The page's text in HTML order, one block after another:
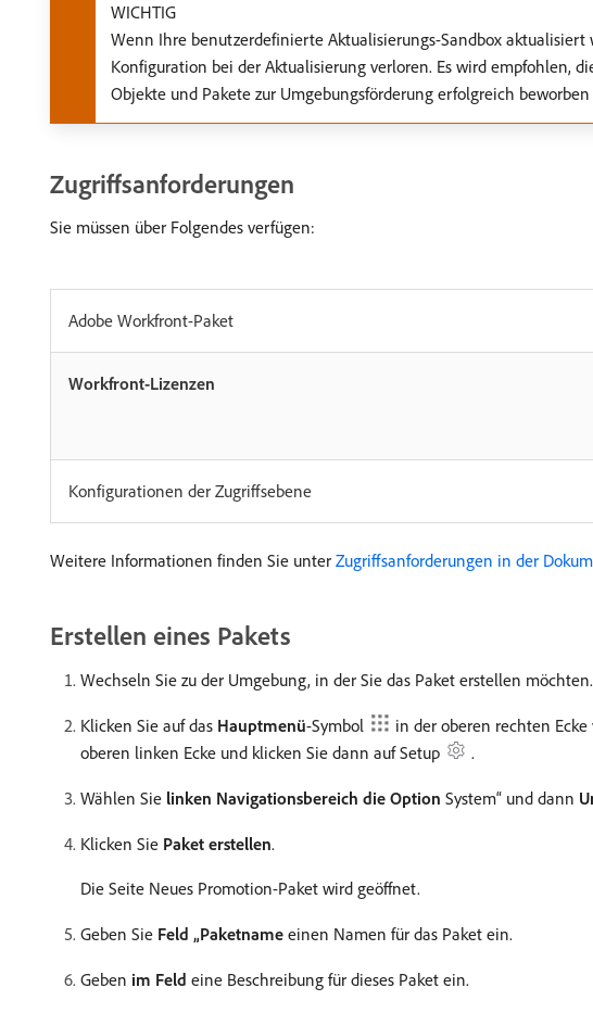
WICHTIG
Wenn Ihre benutzerdefinierte Aktualisierungs-Sandbox
Konfiguration bei der Aktualisierung verloren. Es wird empfohlen,
Objekte und Pakete zur Umgebungsförderung erfolgreich
Zugriffsanforderungen
Sie müssen über Folgendes verfügen:
Adobe Workfront-Paket
Workfront-Lizenzen
Konfigurationen der Zugriffsebene
Weitere Informationen finden Sie unter Zugriffsanforderungen in der
Erstellen eines Pakets
Wechseln Sie zu der Umgebung, in der Sie das Paket erstellen
Klicken Sie auf das Hauptmenü-Symbol in der oberen rechten
oberen linken Ecke und klicken Sie dann auf​Setup .
Wählen Sie linken Navigationsbereich die Option System“ und dann
Klicken Sie Paket erstellen.
Die Seite Neues Promotion-Paket wird geöffnet.
Geben Sie Feld „Paketname einen Namen für das Paket ein.
Geben im Feld eine Beschreibung für dieses Paket ein.